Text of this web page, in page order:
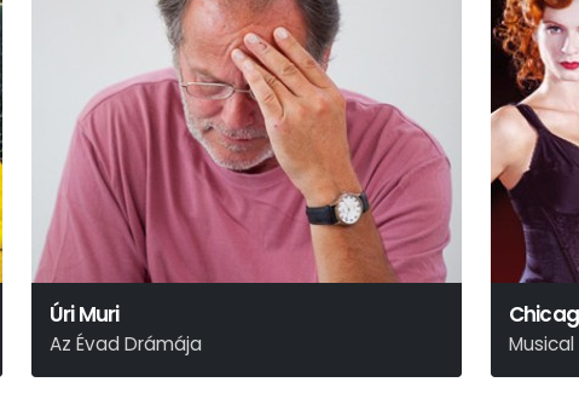
Úri Muri
Az Évad Drámája
Móricz Zsigmond
Musical
Kander –